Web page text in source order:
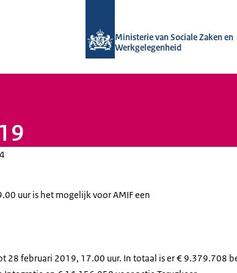
Ministerie van Sociale Zaken en
Werkgelegenheid
uur is het mogelijk voor AMIF een
28 februari 2019, 17.00 uur. In totaal is er € 9.379.708